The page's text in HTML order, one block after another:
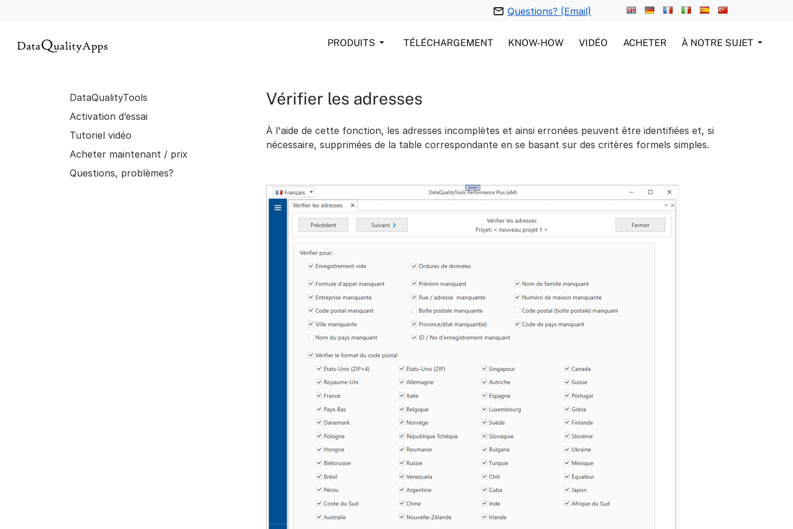
Questions? (Email)
PRODUITS TÉLÉCHARGEMENT KNOW-HOW VIDÉO ACHETER À NOTRE SUJET
DataQualityTools
Activation d’essai
Tutoriel vidéo
Acheter maintenant / prix
Questions, problèmes?
Vérifier les adresses
À l'aide de cette fonction, les adresses incomplètes et ainsi erronées peuvent être identifiées et, si
nécessaire, supprimées de la table correspondante en se basant sur des critères formels simples.